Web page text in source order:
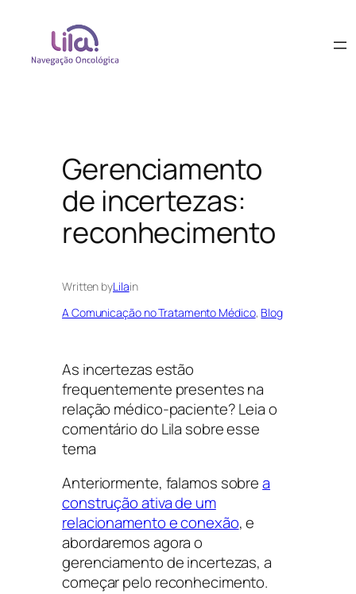
Gerenciamento
de incertezas:
reconhecimento
Written byLilain
A Comunicação no Tratamento Médico, Blog
As incertezas estão
frequentemente presentes na
relação médico-paciente? Leia o
comentário do Lila sobre esse
tema
Anteriormente, falamos sobrea
construção ativa de um
relacionamento e conexão, e
abordaremos agora o
gerenciamento de incertezas, a
começar pelo reconhecimento.